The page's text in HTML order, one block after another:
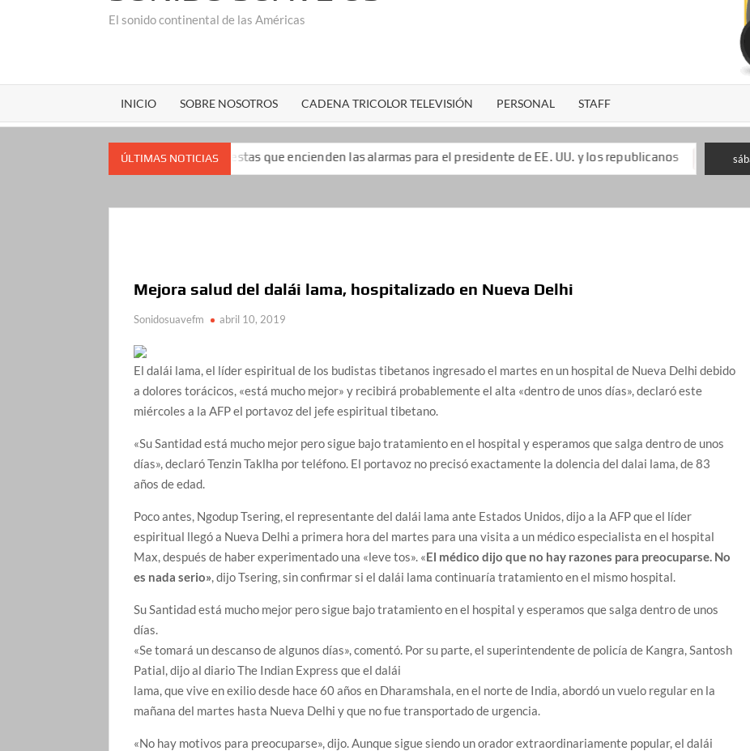
El sonido continental de las Américas
INICIO SOBRE NOSOTROS CADENA TRICOLOR TELEVISIÓN PERSONAL STAFF
ÚLTIMAS NOTICIAS
las encuestas que encienden las alarmas para el presidente de EE. UU. y los republicanos Keiko Fujimori lo
Mejora salud del dalái lama, hospitalizado en Nueva Delhi
Sonidosuavefm abril 10, 2019
El dalái lama, el líder espiritual de los budistas tibetanos ingresado el martes en un hospital de Nueva Delhi debido
a dolores torácicos, «está mucho mejor» y recibirá probablemente el alta «dentro de unos días», declaró este
miércoles a la AFP el portavoz del jefe espiritual tibetano.
«Su Santidad está mucho mejor pero sigue bajo tratamiento en el hospital y esperamos que salga dentro de unos
días», declaró Tenzin Taklha por teléfono. El portavoz no precisó exactamente la dolencia del dalai lama, de 83
años de edad.
Poco antes, Ngodup Tsering, el representante del dalái lama ante Estados Unidos, dijo a la AFP que el líder
espiritual llegó a Nueva Delhi a primera hora del martes para una visita a un médico especialista en el hospital
Max, después de haber experimentado una «leve tos». «El médico dijo que no hay razones para preocuparse. No
es nada serio», dijo Tsering, sin confirmar si el dalái lama continuaría tratamiento en el mismo hospital.
Su Santidad está mucho mejor pero sigue bajo tratamiento en el hospital y esperamos que salga dentro de unos
días.
«Se tomará un descanso de algunos días», comentó. Por su parte, el superintendente de policía de Kangra, Santosh
Patial, dijo al diario The Indian Express que el dalái
lama, que vive en exilio desde hace 60 años en Dharamshala, en el norte de India, abordó un vuelo regular en la
mañana del martes hasta Nueva Delhi y que no fue transportado de urgencia.
«No hay motivos para preocuparse», dijo. Aunque sigue siendo un orador extraordinariamente popular, el dalái